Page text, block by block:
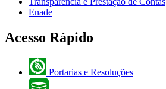
Enade
Acesso Rápido
Portarias e Resoluções